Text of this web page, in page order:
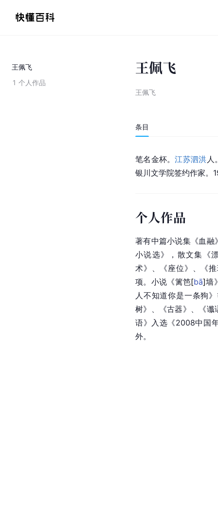
王佩飞
1 个人作品
王佩飞
王佩飞
条目
笔名金杯。江苏泗洪 人
银川文学院签约作家。
个人作品
著有中篇小说集《血融
小说选》，散文集《
术》、《座位》、《
项。小说《篱笆[bā]墙
人不知道你是一条狗
树》、《古器》、《谶
语》入选《2008中国
外。